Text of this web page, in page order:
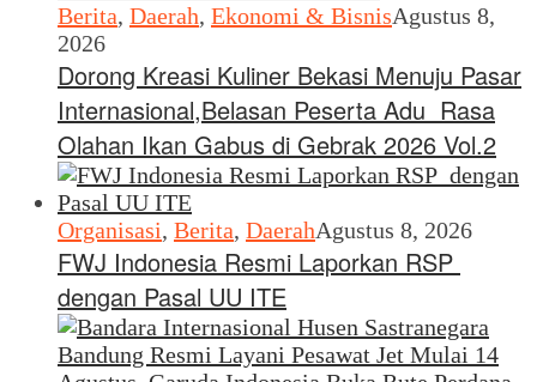
Berita, Daerah, Ekonomi & BisnisAgustus 8,
2026
Dorong Kreasi Kuliner Bekasi Menuju Pasar
Internasional,Belasan Peserta Adu Rasa
Olahan Ikan Gabus di Gebrak 2026 Vol.2
Organisasi, Berita, DaerahAgustus 8, 2026
FWJ Indonesia Resmi Laporkan RSP
dengan Pasal UU ITE